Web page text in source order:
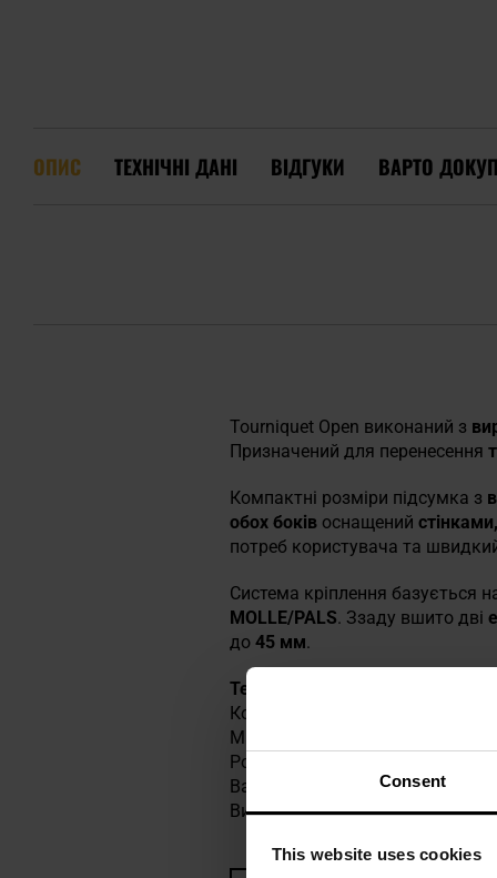
Consent
This website uses cookies
ОПИС ТЕХНІЧНІ ДАНІ ВІДГУКИ ВАРТО
Tourniquet Open виконаний з
Призначений для перенесення
Компактні розміри підсумка з
обох боків оснащений
потреб користувача та
Система кріплення базується
MOLLE/PALS. Ззаду вшито дві
до 45 мм.
Технічні характеристики
Колір: Black
Матеріал: Cordura
Розміри: 25 x 127 x 44 мм
Вага: 34 г
Виробник:Direct Action, Польща